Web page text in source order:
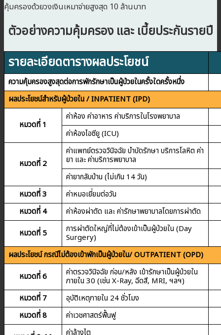
คุ้มครองด้วยวงเงินเหมาจ่ายสูงสุด 10 ล้านบาท
ตัวอย่างความคุ้มครอง และ เบี้ยประกันรายปี
รายละเอียดตารางผลประโยชน์
ความคุ้มครองสูงสุดต่อการพักรักษาเป็นผู้ป่วยในครั้งใดครั้งหนึ่ง
ผลประโยชน์สำหรับผู้ป่วยใน / INPATIENT (IPD)
หมวดที่ 1
ค่าห้อง ค่าอาหาร ค่าบริการในโรงพยาบาล
ค่าห้องไอซียู (ICU)
หมวดที่ 2
ค่าแพทย์ตรวจวินิจฉัย บำบัดรักษา บริการโลหิต ค่า
ยา และ ค่าบริการพยาบาล
ค่ายากลับบ้าน (ไม่เกิน 14 วัน)
หมวดที่ 3
ค่าหมอเยี่ยมต่อวัน
หมวดที่ 4
ค่าห้องผ่าตัด และ ค่ารักษาพยาบาลโดยการผ่าตัด
หมวดที่ 5
การผ่าตัดใหญ่ที่ไม่ต้องเข้าเป็นผู้ป่วยใน (Day
Surgery)
ผลประโยชน์ กรณีไม่ต้องเข้าพักเป็นผู้ป่วยใน/ OUTPATIENT (OPD)
หมวดที่ 6
ค่าตรวจวินิจฉัย ก่อน/หลัง เข้ารักษาเป็นผู้ป่วยใน
ภายใน 30 (เช่น X-Ray, ฉีดสี, MRI, ฯลฯ)
หมวดที่ 7
อุบัติเหตุภายใน 24 ชั่วโมง
หมวดที่ 8
ค่าเวชศาสตร์ฟื้นฟู
ค่าล้างไต